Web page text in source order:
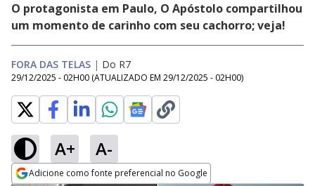
O protagonista em Paulo, O Apóstolo compartilhou
um momento de carinho com seu cachorro; veja!
FORA DAS TELAS | Do R7
29/12/2025 - 02H00 (ATUALIZADO EM 29/12/2025 - 02H00)
A+ A-
Adicione como fonte preferencial no Google